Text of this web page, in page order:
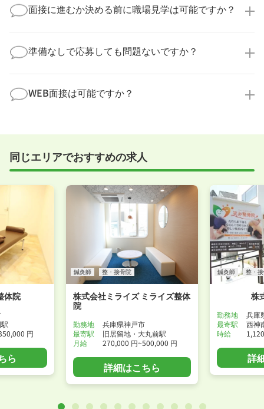
してお答えいたします。
勤務体制や職場の雰囲気、研修制度など、どんな小さ
す！
面接に進むか決める前に職場見学は可能ですか？
積極的に受け入れています。実際の職場環境や働く人
の様子を見ることで、より安心してご判断いただけま
ださい！
準備なしで応募しても問題ないですか？
まで、一からサポートいたします。「転職を考え始め
たばかり」「何から始めればいいか分からない」とい
WEB面接は可能ですか？
すめしていますが、企業様によってはWEB面接を導入
事前に確認することは可能ですので、お気軽にお申し
付けください！
同じエリアでおすすめの求人
体院
円
ら
鍼灸師 整・接骨院
株式会社ミライズ ミライズ整体
院
勤務地
兵庫県神戸市
最寄駅
旧居留地・大丸前駅
月給
270,000 円~500,000 円
詳細はこちら
鍼灸師 整・
株
勤務地
兵庫
最寄駅
西神
時給
詳